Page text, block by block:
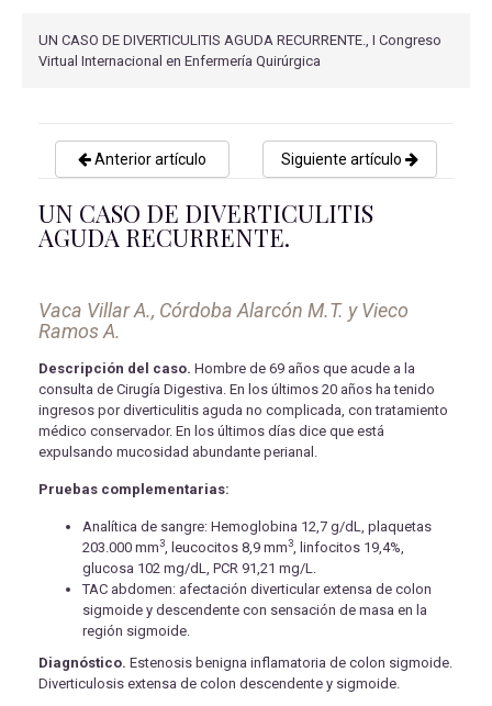
UN CASO DE DIVERTICULITIS AGUDA RECURRENTE., I Congreso
Virtual Internacional en Enfermería Quirúrgica
Anterior artículo Siguiente artículo
UN CASO DE DIVERTICULITIS
AGUDA RECURRENTE.
Vaca Villar A., Córdoba Alarcón M.T. y Vieco
Ramos A.
Descripción del caso. Hombre de 69 años que acude a la
consulta de Cirugía Digestiva. En los últimos 20 años ha tenido
ingresos por diverticulitis aguda no complicada, con tratamiento
médico conservador. En los últimos días dice que está
expulsando mucosidad abundante perianal.
Pruebas complementarias:
Analítica de sangre: Hemoglobina 12,7 g/dL, plaquetas
203.000 mm3, leucocitos 8,9 mm3, linfocitos 19,4%,
glucosa 102 mg/dL, PCR 91,21 mg/L.
TAC abdomen: afectación diverticular extensa de colon
sigmoide y descendente con sensación de masa en la
región sigmoide.
Diagnóstico. Estenosis benigna inflamatoria de colon sigmoide.
Diverticulosis extensa de colon descendente y sigmoide.